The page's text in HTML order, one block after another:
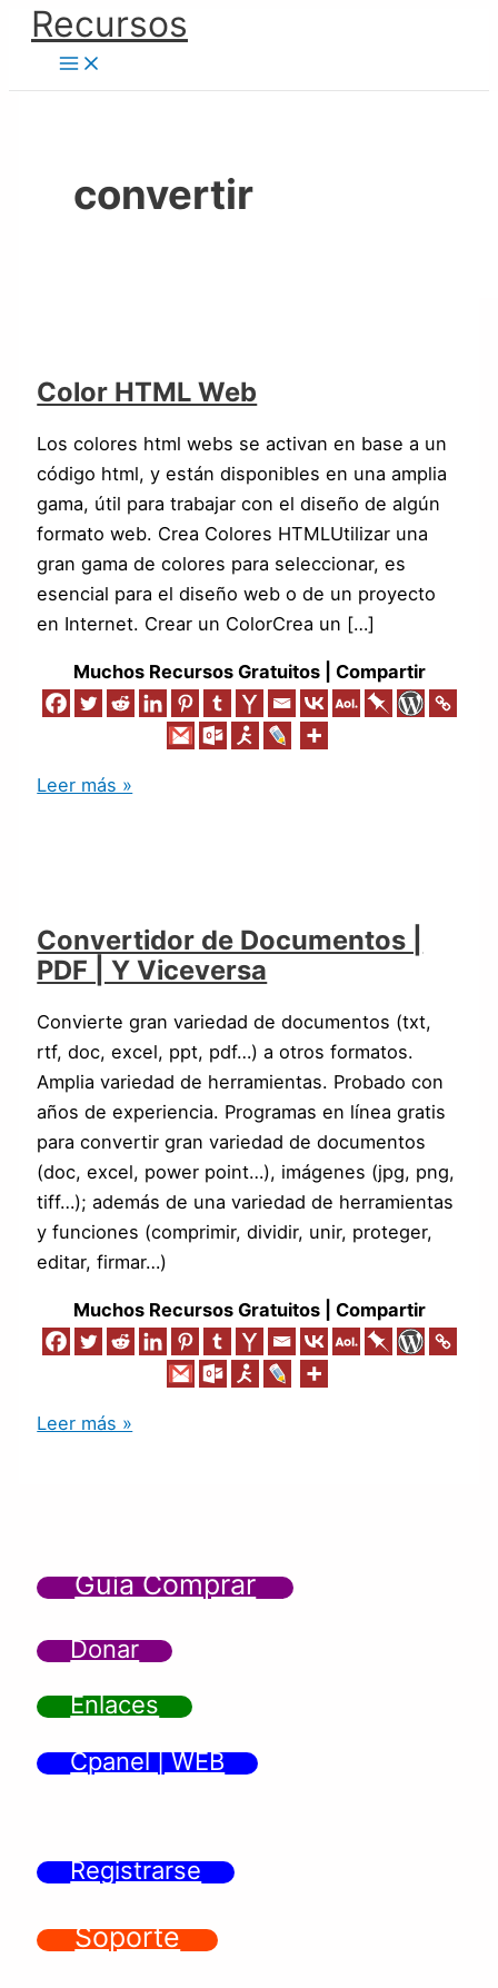
contenido
Recursos
convertir
Color HTML Web
Los colores html webs se activan en base a un
código html, y están disponibles en una amplia
gama, útil para trabajar con el diseño de algún
formato web. Crea Colores HTMLUtilizar una
gran gama de colores para seleccionar, es
esencial para el diseño web o de un proyecto
en Internet. Crear un ColorCrea un […]
Muchos Recursos Gratuitos | Compartir
Color
HTML
Web
Leer más »
Convertidor de Documentos |
PDF | Y Viceversa
Convierte gran variedad de documentos (txt,
rtf, doc, excel, ppt, pdf…) a otros formatos.
Amplia variedad de herramientas. Probado con
años de experiencia. Programas en línea gratis
para convertir gran variedad de documentos
(doc, excel, power point…), imágenes (jpg, png,
tiff…); además de una variedad de herramientas
y funciones (comprimir, dividir, unir, proteger,
editar, firmar…)
Muchos Recursos Gratuitos | Compartir
Convertidor
de
Documentos
Leer más »
Guía Comprar
Donar
Enlaces
Cpanel | WEB
Registrarse
Soporte